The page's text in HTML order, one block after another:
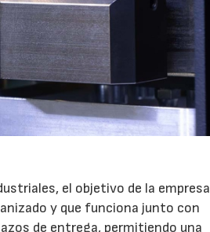
el objetivo de la empresa
y que funciona junto con
de entrega, permitiendo una